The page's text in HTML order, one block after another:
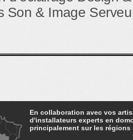
Son & Image
En collaboration avec vos
d'installateurs experts en
principalement sur les régions